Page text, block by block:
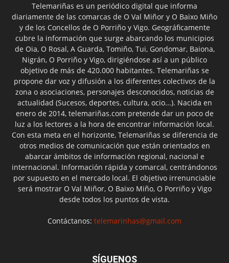
Telemariñas es un periódico digital que informa
diariamente de las comarcas de O Val Miñor y O Baixo Miño
y de los Concellos de O Porriño y Vigo. Geográficamente
cubre la información que surge abarcando los municipios
de Oia, O Rosal, A Guarda, Tomiño, Tui, Gondomar, Baiona,
Nigrán, O Porriño y Vigo, dirigiéndose así a un público
objetivo de más de 420.000 habitantes. Telemariñas se
propone dar voz y difusión a los diferentes colectivos de la
zona o asociaciones, personajes desconocidos, noticias de
actualidad (Sucesos, deportes, cultura, ocio...). Nacida en
enero de 2014, telemariñas.com pretende dar un poco de
luz a los lectores a la hora de encontrar información local.
Con esta meta en el horizonte, Telemariñas se diferencia de
otros medios de comunicación que están orientados en
abarcar ámbitos de información regional, nacional e
internacional. Información rápida y comarcal, centrándonos
por supuesto en el mercado local. El objetivo irrenunciable
será mostrar O Val Miñor, O Baixo Miño, O Porriño y Vigo
desde todos los puntos de vista.
Contáctanos: telemarinhas@gmail.com
SÍGUENOS